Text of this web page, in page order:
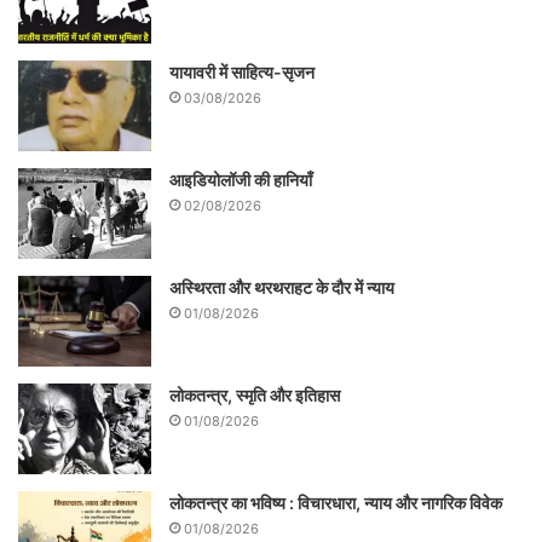
आर्टिकल 15 मूवी सीन
इस फिल्म में एक युवा अधिकारी है जो दिल्ली से एक
विभागीय सचिव के साथ में झगड़ कर आया है और
उसका ईमानदाराना कन्फेशन है कि उसे पनिशमेंट के
तहत एक पिछड़े इलाके में भेजा गया जहाँ उसे अब
बरसों से बजबजाते तन्त्र से जूझना है – इस तन्त्र में
यायावरी में साहित्य-सृजन
03/08/2026
आइडियोलॉजी की हानियाँ
02/08/2026
अस्थिरता और थरथराहट के दौर में न्याय
01/08/2026
लोकतन्त्र, स्मृति और इतिहास
01/08/2026
लोकतन्त्र का भविष्य : विचारधारा, न्याय और नागरिक विवेक
01/08/2026